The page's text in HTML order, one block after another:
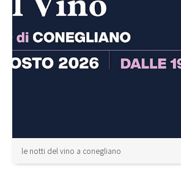
le notti del vino a conegliano